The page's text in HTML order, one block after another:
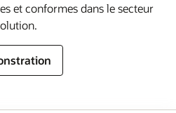
et conformes dans le secteur